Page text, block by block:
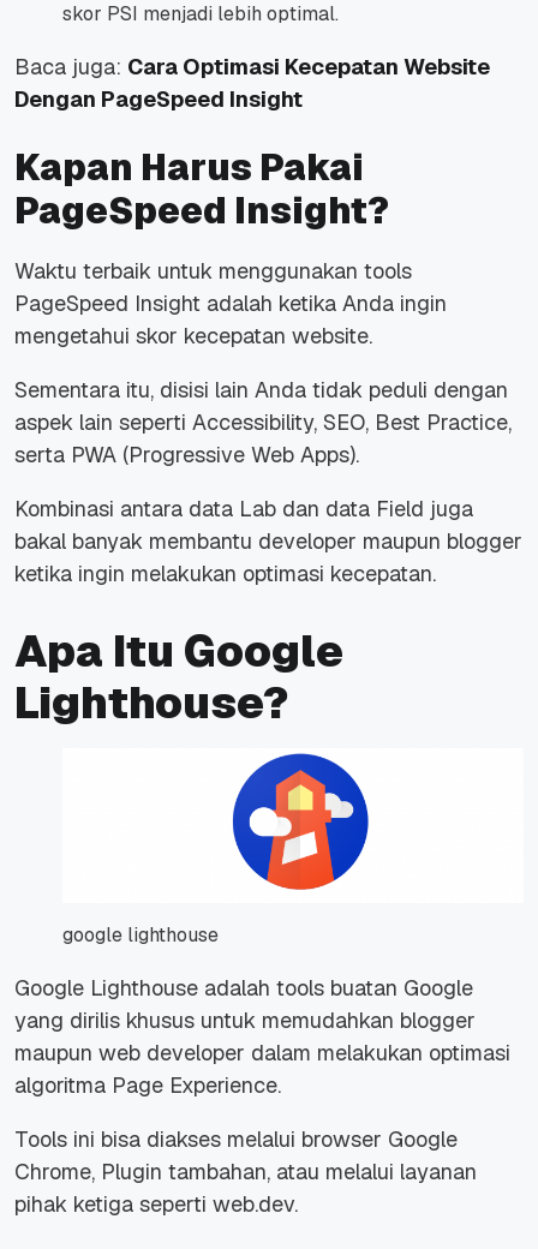
skor PSI menjadi lebih optimal.
Baca juga: Cara Optimasi Kecepatan Website
Dengan PageSpeed Insight
Kapan Harus Pakai
PageSpeed Insight?
Waktu terbaik untuk menggunakan tools
PageSpeed Insight adalah ketika Anda ingin
mengetahui skor kecepatan website.
Sementara itu, disisi lain Anda tidak peduli dengan
aspek lain seperti Accessibility, SEO, Best Practice,
serta PWA (Progressive Web Apps).
Kombinasi antara data Lab dan data Field juga
bakal banyak membantu developer maupun blogger
ketika ingin melakukan optimasi kecepatan.
Apa Itu Google
Lighthouse?
google lighthouse
Google Lighthouse adalah tools buatan Google
yang dirilis khusus untuk memudahkan blogger
maupun web developer dalam melakukan optimasi
algoritma Page Experience.
Tools ini bisa diakses melalui browser Google
Chrome, Plugin tambahan, atau melalui layanan
pihak ketiga seperti web.dev.